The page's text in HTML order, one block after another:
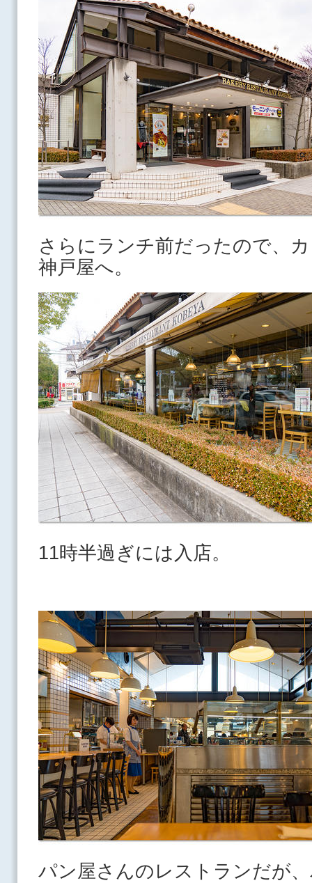
さらにランチ前だったので、
神戸屋へ。
11時半過ぎには入店。
パン屋さんのレストランだが